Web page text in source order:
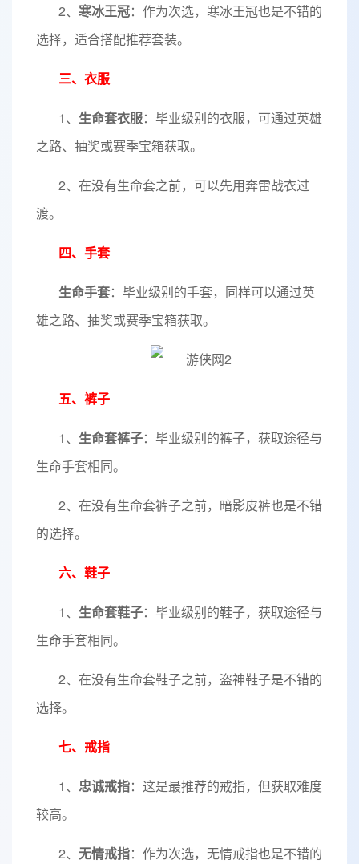
2、 寒冰王冠：作为次选，寒冰王冠也是不错的
选择，适合搭配推荐套装。
三、衣服
1、 生命套衣服：毕业级别的衣服，可通过英雄
之路、抽奖或赛季宝箱获取。
2、在没有生命套之前，可以先用奔雷战衣过
渡。
四、手套
生命手套：毕业级别的手套，同样可以通过英
雄之路、抽奖或赛季宝箱获取。
五、裤子
1、 生命套裤子：毕业级别的裤子，获取途径与
生命手套相同。
2、在没有生命套裤子之前，暗影皮裤也是不错
的选择。
六、鞋子
1、 生命套鞋子：毕业级别的鞋子，获取途径与
生命手套相同。
2、在没有生命套鞋子之前，盗神鞋子是不错的
选择。
七、戒指
1、 忠诚戒指：这是最推荐的戒指，但获取难度
较高。
2、 无情戒指：作为次选，无情戒指也是不错的